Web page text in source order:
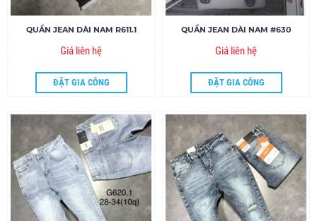
QUẦN JEAN DÀI NAM R611.1
Giá liên hệ
ĐẶT GIA CÔNG
QUẦN JEAN DÀI NAM #630
Giá liên hệ
ĐẶT GIA CÔNG